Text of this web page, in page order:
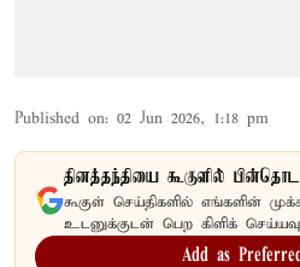
Published on: 02 Jun 2026, 1:18 pm
தினத்தந்தியை கூகுளில்
கூகுள் செய்திகளில் எங்களின்
உடனுக்குடன் பெற கிளிக்
Add as